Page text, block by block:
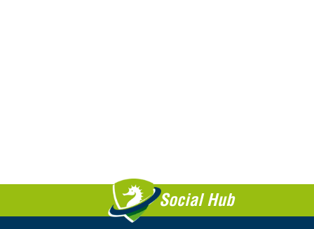
Social Hub